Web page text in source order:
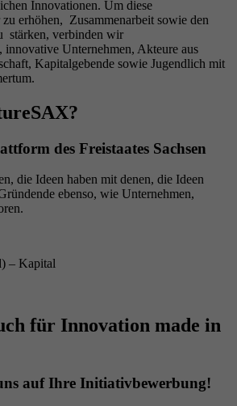
Innovationen. Um diese
erhöhen, Zusammenarbeit sowie den
stärken, verbinden wir
innovative Unternehmen, Akteure aus
Kapitalgebende sowie Jugendlich mit
des Freistaates Sachsen
die Ideen haben mit denen, die Ideen
ebenso, wie Unternehmen,
– Kapital
für Innovation made in
auf Ihre Initiativbewerbung!